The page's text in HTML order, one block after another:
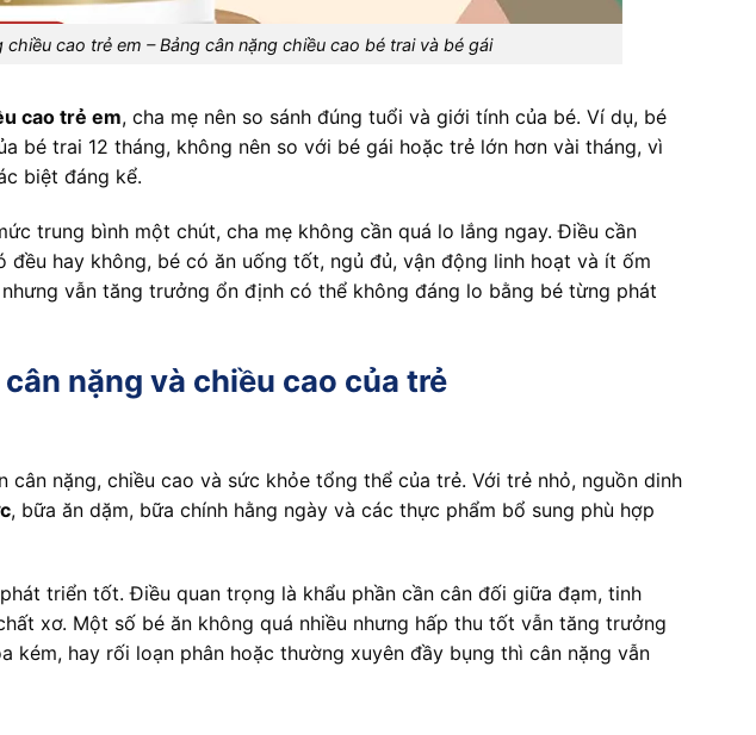
chiều cao trẻ em – Bảng cân nặng chiều cao bé trai và bé gái
cao trẻ em, cha mẹ nên so sánh đúng tuổi và giới tính của bé. Ví dụ, bé
bé trai 12 tháng, không nên so với bé gái hoặc trẻ lớn hơn vài tháng, vì
biệt đáng kể.
trung bình một chút, cha mẹ không cần quá lo lắng ngay. Điều cần
hay không, bé có ăn uống tốt, ngủ đủ, vận động linh hoạt và ít ốm
vẫn tăng trưởng ổn định có thể không đáng lo bằng bé từng phát
nặng và chiều cao của trẻ
nặng, chiều cao và sức khỏe tổng thể của trẻ. Với trẻ nhỏ, nguồn dinh
, bữa ăn dặm, bữa chính hằng ngày và các thực phẩm bổ sung phù hợp
triển tốt. Điều quan trọng là khẩu phần cần cân đối giữa đạm, tinh
xơ. Một số bé ăn không quá nhiều nhưng hấp thu tốt vẫn tăng trưởng
kém, hay rối loạn phân hoặc thường xuyên đầy bụng thì cân nặng vẫn